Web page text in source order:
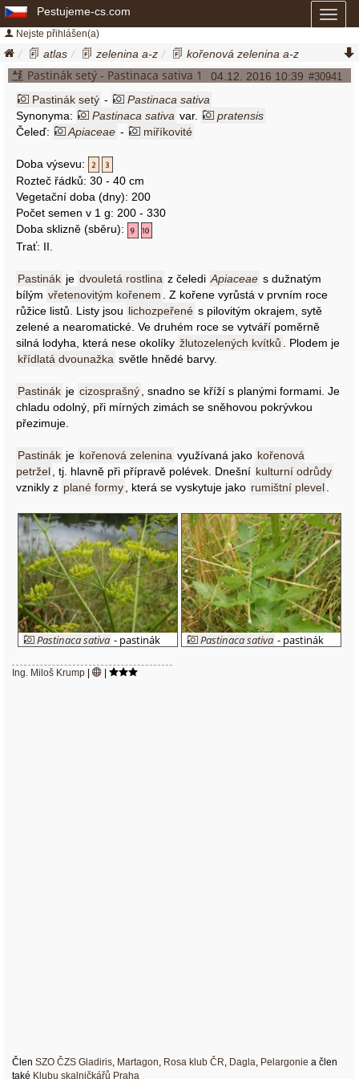
Pestujeme-cs.com
Nejste přihlášen(a)
atlas zelenina a-z
kořenová zelenina a-z
pastinák setý
pastinaca sativa04.12. 2016 10:39 #30941
Pastinák setý - Pastinaca sativa 1
Pastinák setý -
Pastinaca sativa
Synonyma:
Pastinaca sativa var.
pratensis
Čeleď:
Apiaceae - miříkovité
Doba výsevu:
Rozteč řádků: 30 - 40 cm
Vegetační doba (dny): 200
Počet semen v 1 g: 200 - 330
Doba sklizně (sběru):
Trať: II.
Pastinák je dvouletá rostlina z čeledi Apiaceae s dužnatým
bílým vřetenovitým kořenem
. Z kořene vyrůstá v prvním roce
růžice listů. Listy jsou lichozpeřené s pilovitým okrajem, sytě
zelené a nearomatické. Ve druhém roce se vytváří poměrně
silná lodyha, která nese okolíky žlutozelených kvítků
. Plodem je
křídlatá dvounažka světle hnědé barvy.
Pastinák je cizosprašný
, snadno se kříží s planými formami. Je
chladu odolný, při mírných zimách se sněhovou pokrývkou
přezimuje.
Pastinák je kořenová zelenina využívaná jako kořenová
petržel
, tj. hlavně při přípravě polévek. Dnešní kulturní odrůdy
vznikly z plané formy , která se vyskytuje jako rumištní plevel
Pastinaca sativa - pastinák
Pastinaca sativa - pastinák
Ing. Miloš Krump
Člen SZO ČZS Gladiris, Martagon, Rosa klub ČR, Dagla, Pelargonie a člen
také Klubu skalničkářů Praha